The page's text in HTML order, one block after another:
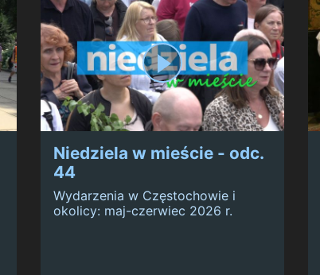
Niedziela w mieście - odc.
44
Wydarzenia w Częstochowie i
okolicy: maj-czerwiec 2026 r.